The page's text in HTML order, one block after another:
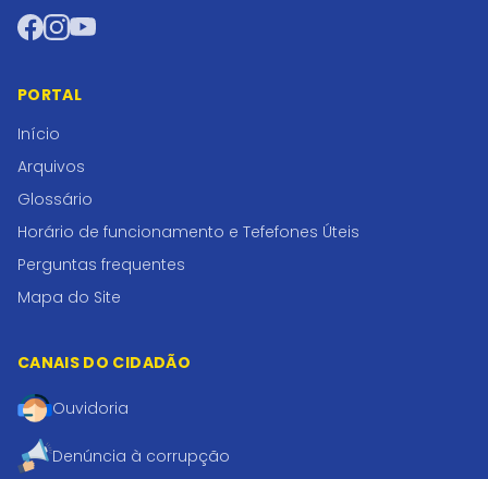
Facebook
Instagram
YouTube
PORTAL
Início
Arquivos
Glossário
Horário de funcionamento e Tefefones Úteis
Perguntas frequentes
Mapa do Site
CANAIS DO CIDADÃO
Ouvidoria
Denúncia à corrupção